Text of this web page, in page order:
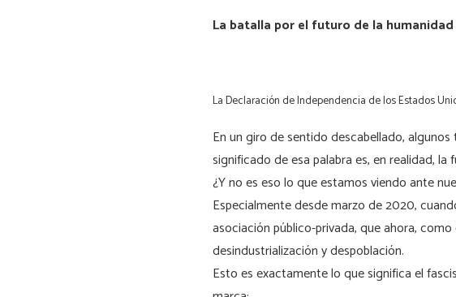
La batalla por el futuro de la
La Declaración de Independencia de los Estados
En un giro de sentido descabellado,
significado de esa palabra es, en realidad,
¿Y no es eso lo que estamos viendo ante
Especialmente desde marzo de 2020,
asociación público-privada, que ahora,
desindustrialización y despoblación.
Esto es exactamente lo que significa el